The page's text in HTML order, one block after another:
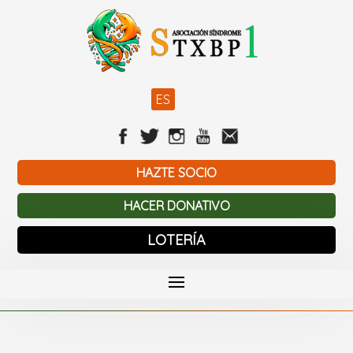
ES
HAZTE SOCIO
HACER DONATIVO
LOTERÍA